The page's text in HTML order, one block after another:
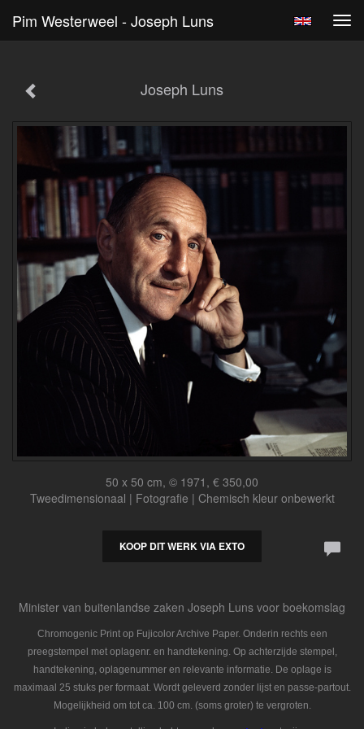
Pim Westerweel - Joseph Luns
Joseph Luns
50 x 50 cm, © 1971, € 350,00
Tweedimensionaal | Fotografie | Chemisch kleur onbewerkt
KOOP DIT WERK VIA EXTO
Minister van buitenlandse zaken Joseph Luns voor boekomslag
Chromogenic Print op Fujicolor Archive Paper. Onderin rechts een
preegstempel met oplagenr. en handtekening. Op achterzijde stempel,
handtekening, oplagenummer en relevante informatie. De oplage is
maximaal 25 stuks per formaat. Wordt geleverd zonder lijst en passe-partout.
Mogelijkheid om tot ca. 100 cm. (soms groter) te vergroten.